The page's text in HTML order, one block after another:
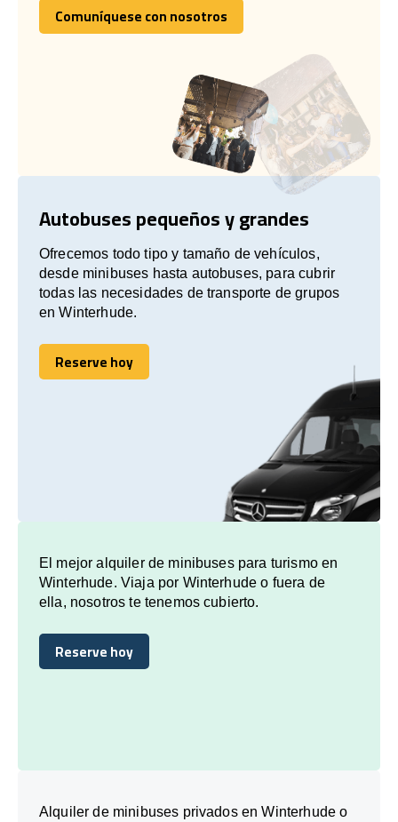
Comuníquese con nosotros
Comuníquese con nosotros
Autobuses pequeños y grandes
Ofrecemos todo tipo y tamaño de vehículos,
desde minibuses hasta autobuses, para cubrir
todas las necesidades de transporte de grupos
en Winterhude.
Reserve hoy
Reserve hoy
El mejor alquiler de minibuses para turismo en
Winterhude. Viaja por Winterhude o fuera de
ella, nosotros te tenemos cubierto.
Reserve hoy
Reserve hoy
Alquiler de minibuses privados en Winterhude o